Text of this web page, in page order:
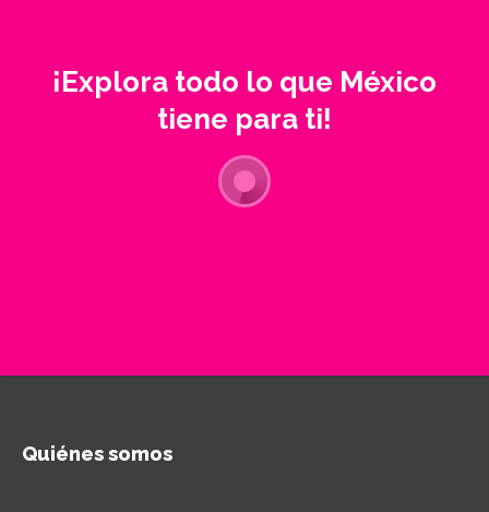
¡Explora todo lo que México
tiene para ti!
Quiénes somos